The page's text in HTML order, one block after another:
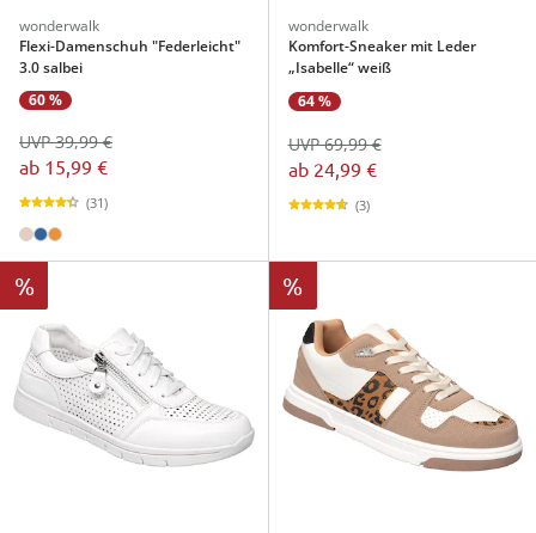
wonderwalk
Flexi-Damenschuh "Federleicht"
3.0 salbei
60 %
ab 15,99 €
UVP 39,99 €
(31)
wonderwalk
Komfort-Sneaker mit Leder
„Isabelle“ weiß
64 %
ab 24,99 €
UVP 69,99 €
(3)
% %